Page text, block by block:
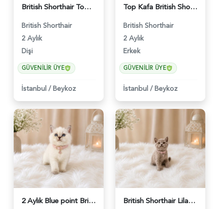
British Shorthair Tombul Yanak Prenses Yuva Arıyor - 5152
British Shorthair
2 Aylık
Dişi
GÜVENILIR ÜYE
İstanbul / Beykoz
Top Kafa British Shorthair Blue Point Yakışıklımız - 4641
British Shorthair
2 Aylık
Erkek
GÜVENILIR ÜYE
İstanbul / Beykoz
2 Aylık Blue point British Shorthair Nazlı Kızımız - 4642 British Shorthair Lilac Renk Dişi Yavrumuz - 4646